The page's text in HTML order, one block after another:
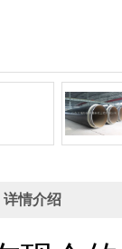
详情介绍